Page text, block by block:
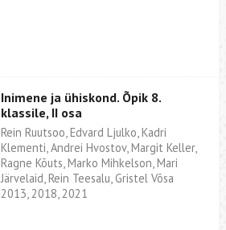
Inimene ja ühiskond. Õpik 8.
klassile, II osa
Rein Ruutsoo, Edvard Ljulko, Kadri
Klementi, Andrei Hvostov, Margit Keller,
Ragne Kõuts, Marko Mihkelson, Mari
Järvelaid, Rein Teesalu, Gristel Võsa
2013, 2018, 2021